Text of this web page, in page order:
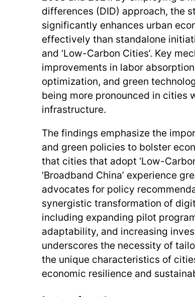
differences (DID) approach, the
significantly enhances urban
effectively than standalone
and ‘Low-Carbon Cities’. Key
improvements in labor
optimization, and green
being more pronounced in cities
infrastructure.
The findings emphasize the
and green policies to bolster
that cities that adopt ‘Low-
‘Broadband China’ experience
advocates for policy
synergistic transformation of
including expanding pilot
adaptability, and increasing
underscores the necessity of
the unique characteristics of
economic resilience and